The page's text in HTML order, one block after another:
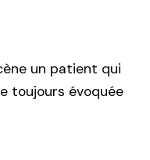
un patient qui
toujours évoquée